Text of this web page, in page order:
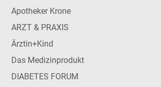
Apotheker Krone
ARZT & PRAXIS
Ärztin+Kind
Das Medizinprodukt
DIABETES FORUM